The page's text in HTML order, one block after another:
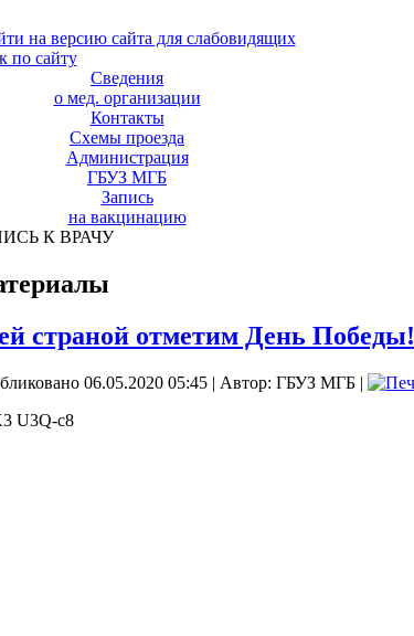
на версию сайта для слабовидящих
по сайту
Сведения
о мед. организации
Контакты
Схемы проезда
Администрация
ГБУЗ МГБ
Запись
на вакцинацию
К ВРАЧУ
страной отметим День Победы!
06.05.2020 05:45 | Автор: ГБУЗ МГБ |